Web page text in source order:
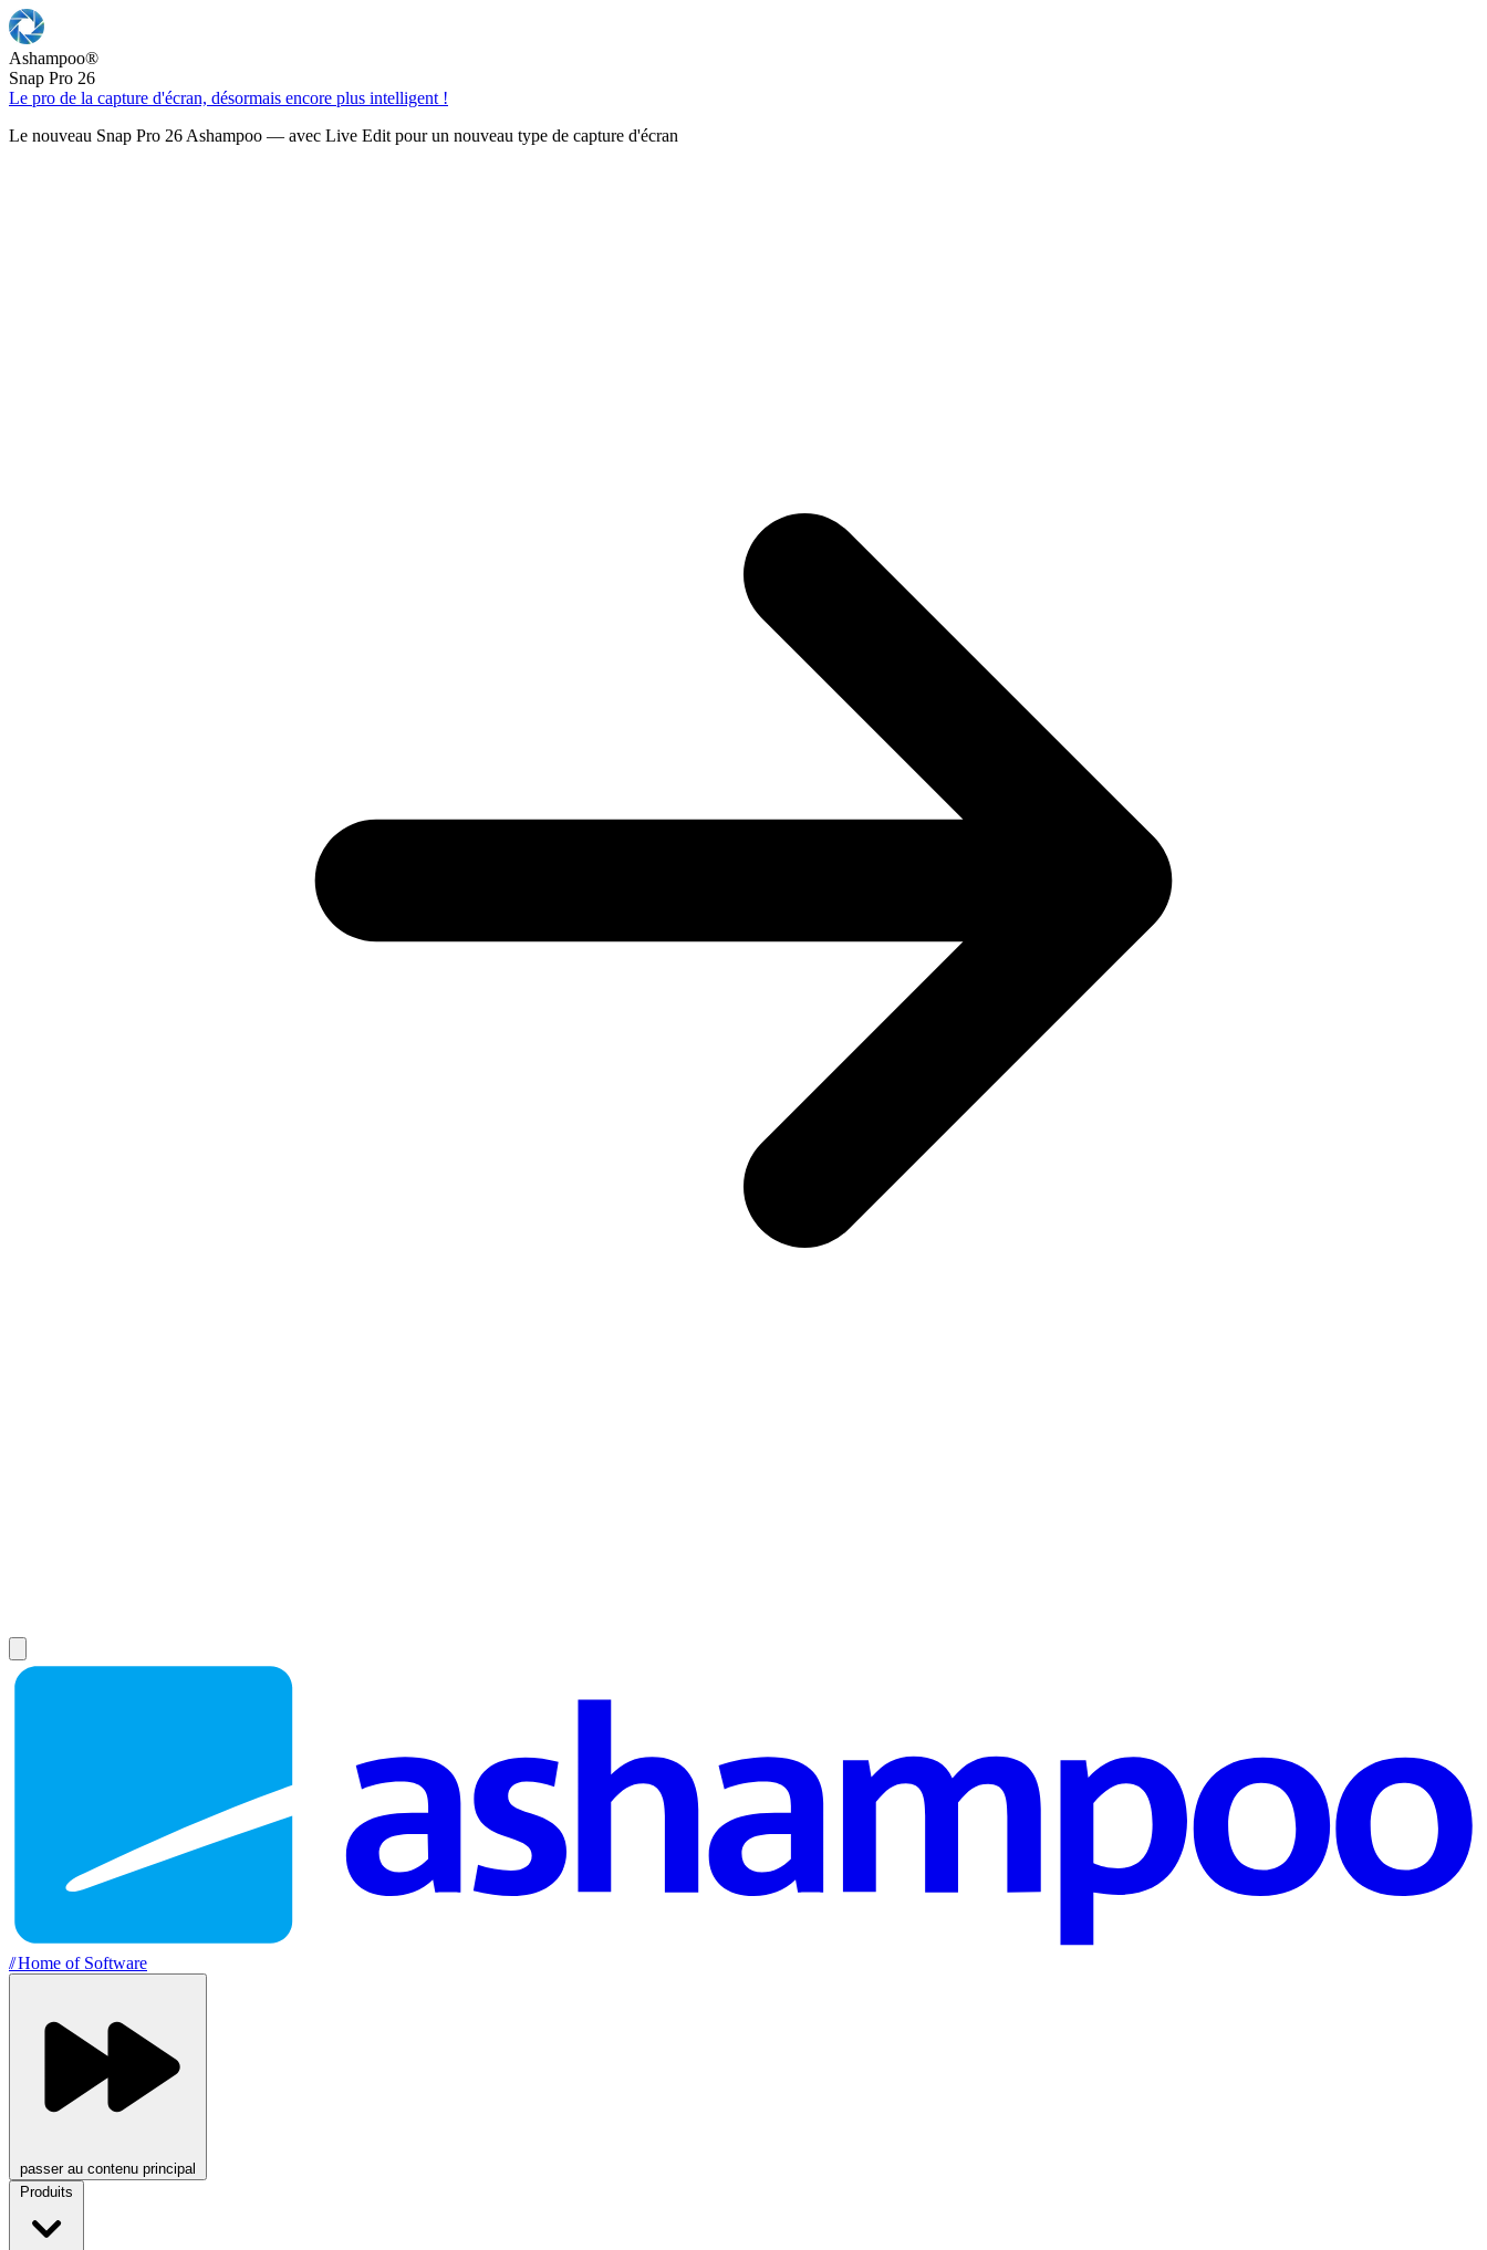
Ashampoo®
Snap Pro 26
Le pro de la capture d'écran, désormais encore plus intelligent !
Le nouveau Snap Pro 26 Ashampoo — avec Live Edit pour un nouveau type de capture d'écran
//Home of Software
passer au contenu principal
Produits